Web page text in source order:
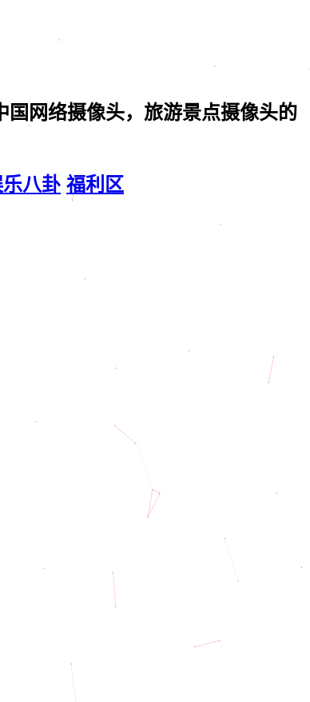
网络摄像头，旅游景点摄像头的
八卦 福利区